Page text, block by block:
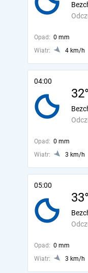
Opad: 0 mm
Wiatr:
4 km/h
04:00
Opad: 0 mm
Wiatr:
3 km/h
05:00
Opad: 0 mm
Wiatr:
3 km/h